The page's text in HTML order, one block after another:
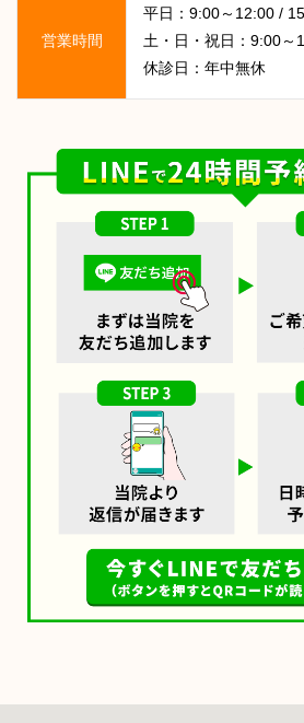
営業時間
平日：9:00～12:00 /
土・日・祝日：9:00
休診日：年中無休